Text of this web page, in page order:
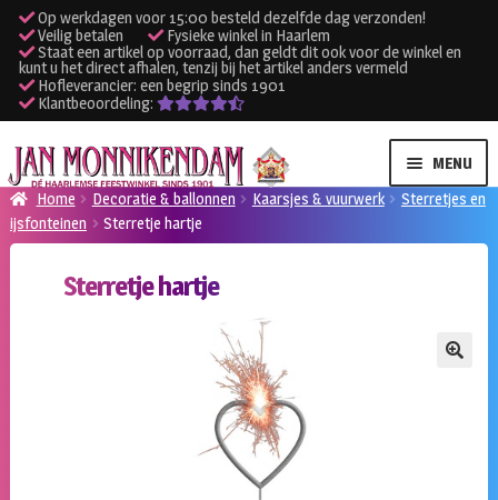
Op werkdagen voor 15:00 besteld dezelfde dag verzonden!
Veilig betalen
Fysieke winkel in Haarlem
Staat een artikel op voorraad, dan geldt dit ook voor de winkel en
kunt u het direct afhalen, tenzij bij het artikel anders vermeld
Hofleverancier: een begrip sinds 1901
Klantbeoordeling:
Ga
door
naar
navigatie
Ga
naar
de
inhoud
MENU
Verhuur kleding
Verhuur apparatuur
Home Decoratie & ballonnen Kaarsjes & vuurwerk
Sterretjes en
ijsfonteinen
Sterretje hartje
Sterretje hartje